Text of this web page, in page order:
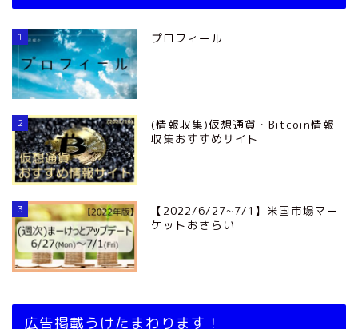
1 プロフィール
2
(情報収集)仮想通貨・Bitcoin情報
収集おすすめサイト
3
【2022/6/27~7/1】米国市場マー
ケットおさらい
広告掲載うけたまわります！